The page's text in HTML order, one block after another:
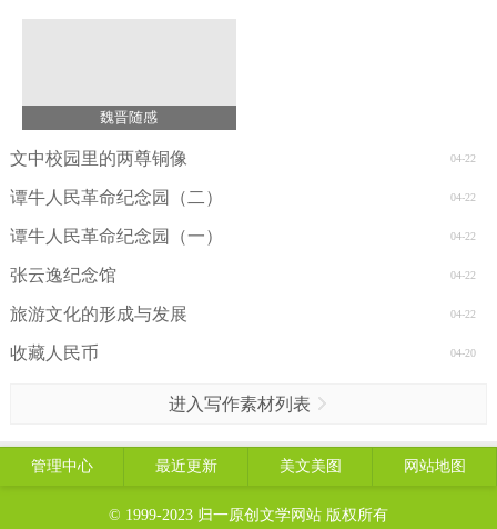
魏晋随感
04-22
文中校园里的两尊铜像
04-22
谭牛人民革命纪念园（二）
04-22
谭牛人民革命纪念园（一）
04-22
张云逸纪念馆
04-22
旅游文化的形成与发展
04-20
收藏人民币
进入写作素材列表
管理中心 最近更新 美文美图 网站地图
© 1999-2023 归一原创文学网站 版权所有